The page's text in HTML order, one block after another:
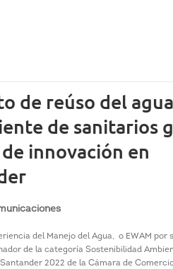
de reúso del agua
de sanitarios
innovación en
del Manejo del Agua, o EWAM por
de la categoría Sostenibilidad
2022 de la Cámara de